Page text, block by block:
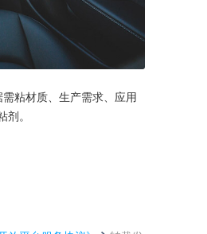
粘材质、生产需求、应用
。